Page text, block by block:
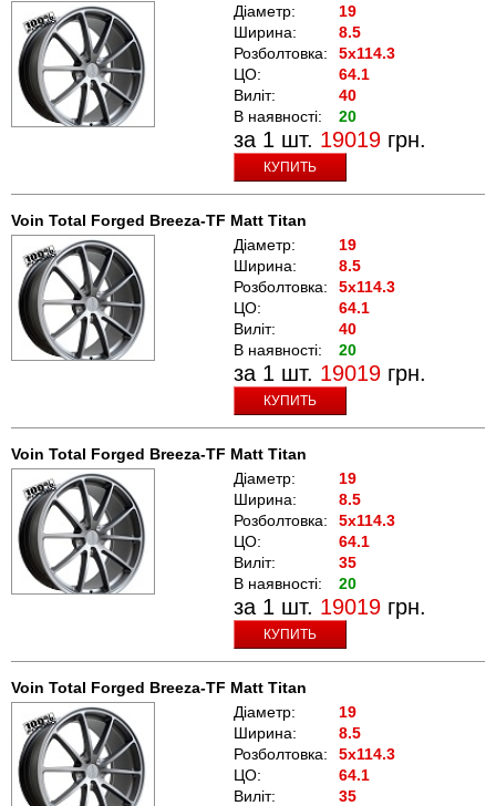
Діаметр:
19
Ширина:
8.5
Розболтовка:
5x114.3
ЦО:
64.1
Виліт:
40
В наявності:
20
за 1 шт. 19019 грн.
КУПИТЬ
Voin Total Forged Breeza-TF Matt Titan
Діаметр:
19
Ширина:
8.5
Розболтовка:
5x114.3
ЦО:
64.1
Виліт:
40
В наявності:
20
за 1 шт. 19019 грн.
КУПИТЬ
Voin Total Forged Breeza-TF Matt Titan
Діаметр:
19
Ширина:
8.5
Розболтовка:
5x114.3
ЦО:
64.1
Виліт:
35
В наявності:
20
за 1 шт. 19019 грн.
КУПИТЬ
Voin Total Forged Breeza-TF Matt Titan
Діаметр:
19
Ширина:
8.5
Розболтовка:
5x114.3
ЦО:
64.1
Виліт:
35